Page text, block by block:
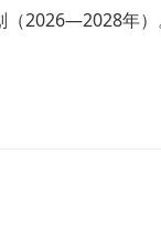
2026—2028年）